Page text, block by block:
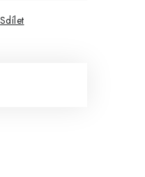
Sdílet